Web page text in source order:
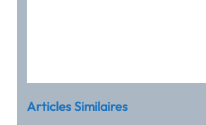
Articles Similaires